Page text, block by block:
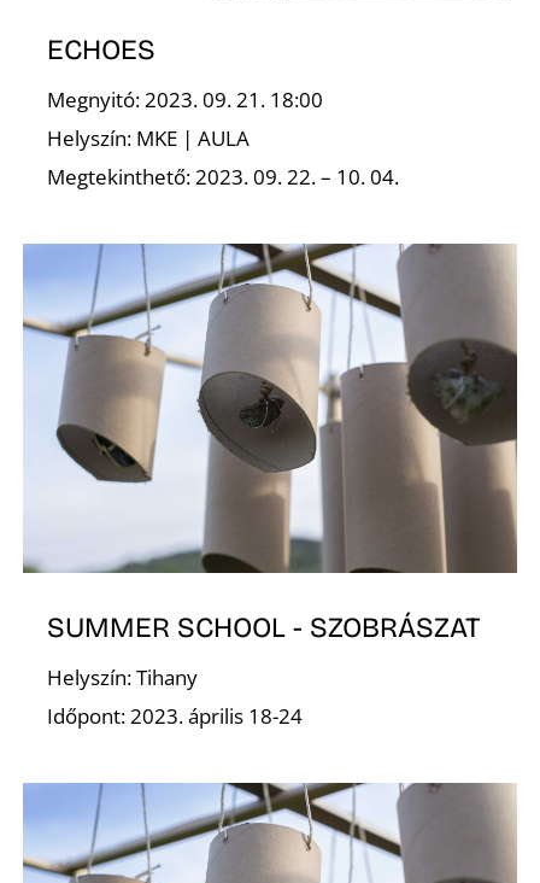
ECHOES
Megnyitó: 2023. 09. 21. 18:00
Helyszín: MKE | AULA
Megtekinthető: 2023. 09. 22. – 10. 04.
SUMMER SCHOOL - SZOBRÁSZAT
Helyszín: Tihany
Időpont: 2023. április 18-24